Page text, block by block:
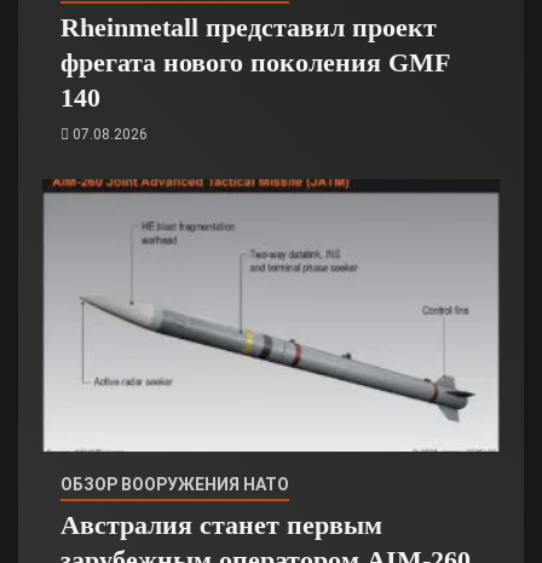
Rheinmetall представил проект
фрегата нового поколения GMF
140
07.08.2026
ОБЗОР ВООРУЖЕНИЯ НАТО
Австралия станет первым